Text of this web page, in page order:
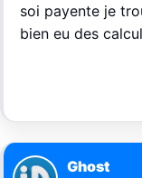
soi payente je
bien eu des
Ghost